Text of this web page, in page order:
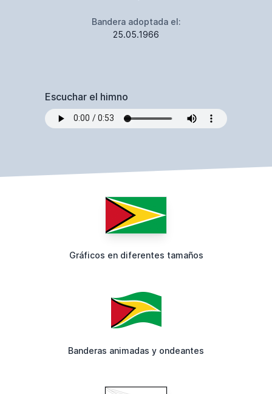
Bandera adoptada el:
25.05.1966
Escuchar el himno
Gráficos en diferentes tamaños
Banderas animadas y ondeantes